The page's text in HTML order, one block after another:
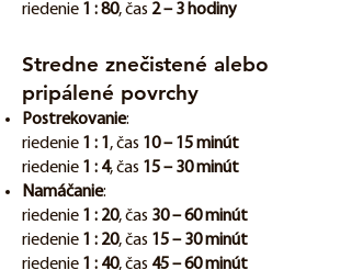
riedenie 1 : 80, čas 2 – 3 hodiny
Stredne znečistené alebo
pripálené povrchy
Postrekovanie:
riedenie 1 : 1 , čas 10 – 15 minút
riedenie 1 : 4, čas 15 – 30 minút
Namáčanie:
riedenie 1 : 20, čas 30 – 60 minút
riedenie 1 : 20, čas 15 – 30 minút
riedenie 1 : 40, čas 45 – 60 minút